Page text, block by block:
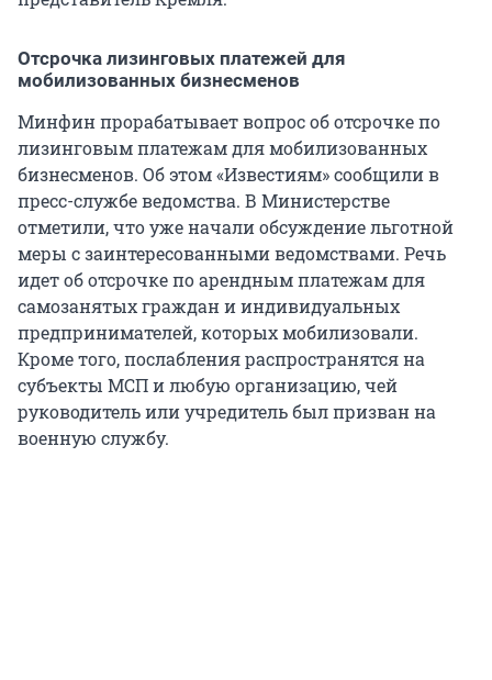
Отсрочка лизинговых платежей для
мобилизованных бизнесменов
Минфин прорабатывает вопрос об отсрочке по
лизинговым платежам для мобилизованных
бизнесменов. Об этом «Известиям» сообщили в
пресс-службе ведомства. В Министерстве
отметили, что уже начали обсуждение льготной
меры с заинтересованными ведомствами. Речь
идет об отсрочке по арендным платежам для
самозанятых граждан и индивидуальных
предпринимателей, которых мобилизовали.
Кроме того, послабления распространятся на
субъекты МСП и любую организацию, чей
руководитель или учредитель был призван на
военную службу.